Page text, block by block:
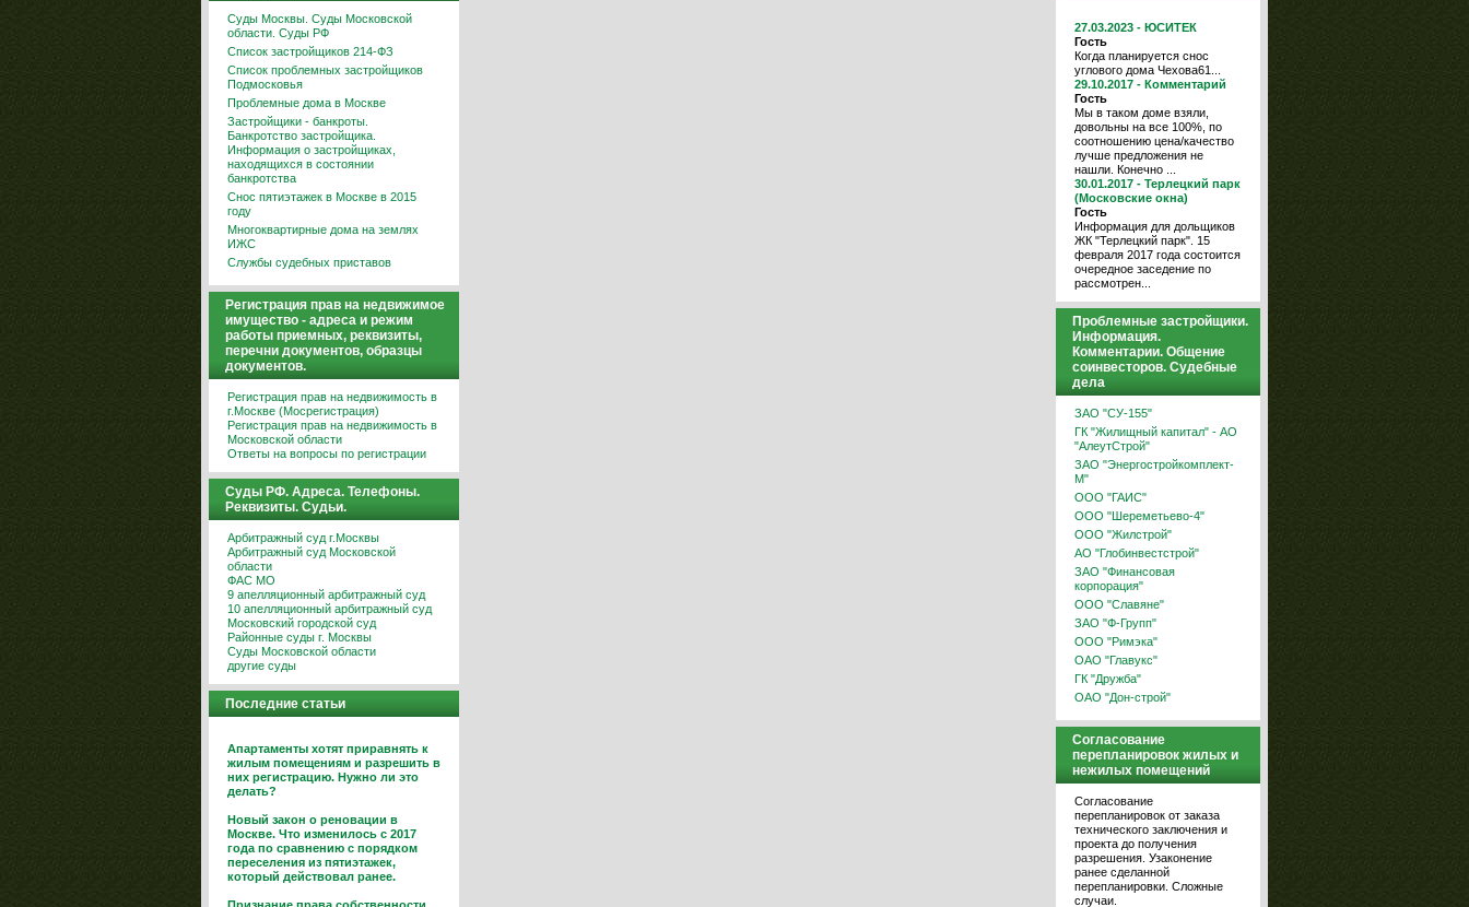
Суды Москвы. Суды Московской
области. Суды РФ
Список застройщиков 214-ФЗ
Список проблемных застройщиков
Подмосковья
Проблемные дома в Москве
Застройщики - банкроты.
Банкротство застройщика.
Информация о застройщиках,
находящихся в состоянии
банкротства
Снос пятиэтажек в Москве в 2015
году
Многоквартирные дома на землях
ИЖС
Службы судебных приставов
Регистрация прав на недвижимое
имущество - адреса и режим
работы приемных, реквизиты,
перечни документов, образцы
документов.
Регистрация прав на недвижимость в
г.Москве (Мосрегистрация)
Регистрация прав на недвижимость в
Московской области
Ответы на вопросы по регистрации
Суды РФ. Адреса. Телефоны.
Реквизиты. Судьи.
Арбитражный суд г.Москвы
Арбитражный суд Московской
области
ФАС МО
9 апелляционный арбитражный суд
10 апелляционный арбитражный суд
Московский городской суд
Районные суды г. Москвы
Суды Московской области
другие суды
Последние статьи
Апартаменты хотят приравнять к
жилым помещениям и разрешить в
них регистрацию. Нужно ли это
делать?
Новый закон о реновации в
Москве. Что изменилось с 2017
года по сравнению с порядком
переселения из пятиэтажек,
который действовал ранее.
27.03.2023 - ЮСИТЕК
Гость
Когда планируется снос
углового дома Чехова61...
29.10.2017 - Комментарий
Гость
Мы в таком доме взяли,
довольны на все 100%, по
соотношению цена/качество
лучше предложения не
нашли. Конечно ...
30.01.2017 - Терлецкий парк
(Московские окна)
Гость
Информация для дольщиков
ЖК "Терлецкий парк". 15
февраля 2017 года состоится
очередное заседение по
рассмотрен...
Проблемные застройщики.
Информация.
Комментарии. Общение
соинвесторов. Судебные
дела
ЗАО "СУ-155"
ГК "Жилищный капитал" - АО
"АлеутСтрой"
ЗАО "Энергостройкомплект-
М"
ООО "ГАИС"
ООО "Шереметьево-4"
ООО "Жилстрой"
АО "Глобинвестстрой"
ЗАО "Финансовая
корпорация"
ООО "Славяне"
ЗАО "Ф-Групп"
ООО "Римэка"
ОАО "Главукс"
ГК "Дружба"
ОАО "Дон-строй"
Согласование
перепланировок жилых и
нежилых помещений
Согласование
перепланировок от заказа
технического заключения и
проекта до получения
разрешения. Узаконение
ранее сделанной
перепланировки. Сложные
случаи.